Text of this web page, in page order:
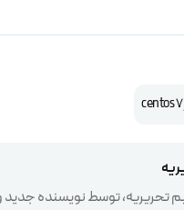
تحریریه، توسط نویسنده جدید